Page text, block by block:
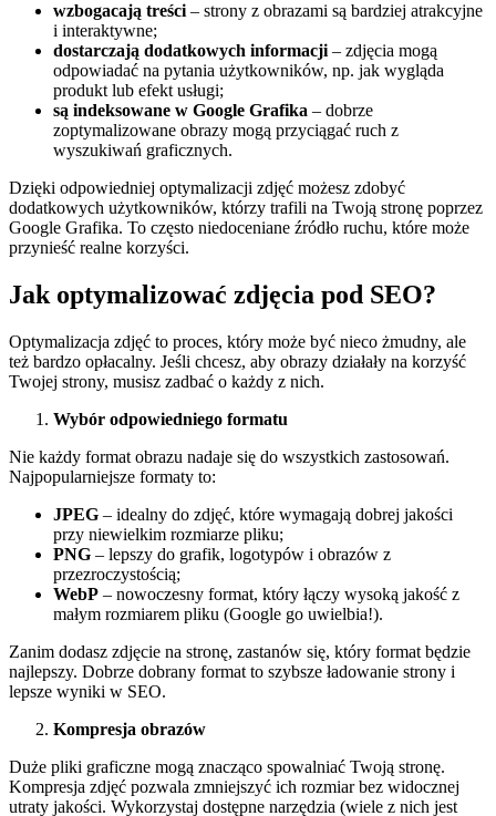
wzbogacają treści– strony z obrazami są bardziej atrakcyjne
i interaktywne;
dostarczają dodatkowych informacji– zdjęcia mogą
odpowiadać na pytania użytkowników, np. jak wygląda
produkt lub efekt usługi;
są indeksowane w Google Grafika – dobrze
zoptymalizowane obrazy mogą przyciągać ruch z
wyszukiwań graficznych.
Dzięki odpowiedniej optymalizacji zdjęć możesz zdobyć
dodatkowych użytkowników, którzy trafili na Twoją stronę poprzez
Google Grafika. To często niedoceniane źródło ruchu, które może
przynieść realne korzyści.
Jak optymalizować zdjęcia pod SEO?
Optymalizacja zdjęć to proces, który może być nieco żmudny, ale
też bardzo opłacalny. Jeśli chcesz, aby obrazy działały na korzyść
Twojej strony, musisz zadbać o każdy z nich.
Wybór odpowiedniego formatu
Nie każdy format obrazu nadaje się do wszystkich zastosowań.
Najpopularniejsze formaty to:
JPEG – idealny do zdjęć, które wymagają dobrej jakości
przy niewielkim rozmiarze pliku;
PNG – lepszy do grafik, logotypów i obrazów z
przezroczystością;
WebP – nowoczesny format, który łączy wysoką jakość z
małym rozmiarem pliku (Google go uwielbia!).
Zanim dodasz zdjęcie na stronę, zastanów się, który format będzie
najlepszy. Dobrze dobrany format to szybsze ładowanie strony i
lepsze wyniki w SEO.
Kompresja obrazów
Duże pliki graficzne mogą znacząco spowalniać Twoją stronę.
Kompresja zdjęć pozwala zmniejszyć ich rozmiar bez widocznej
utraty jakości. Wykorzystaj dostępne narzędzia (wiele z nich jest